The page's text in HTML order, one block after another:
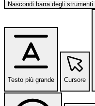
Nascondi barra degli strumenti
Testo più grande Cursore